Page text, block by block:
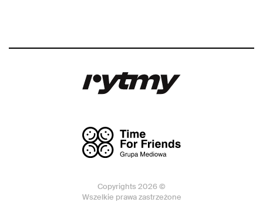
Copyrights 2026 ©
Wszelkie prawa zastrzeżone